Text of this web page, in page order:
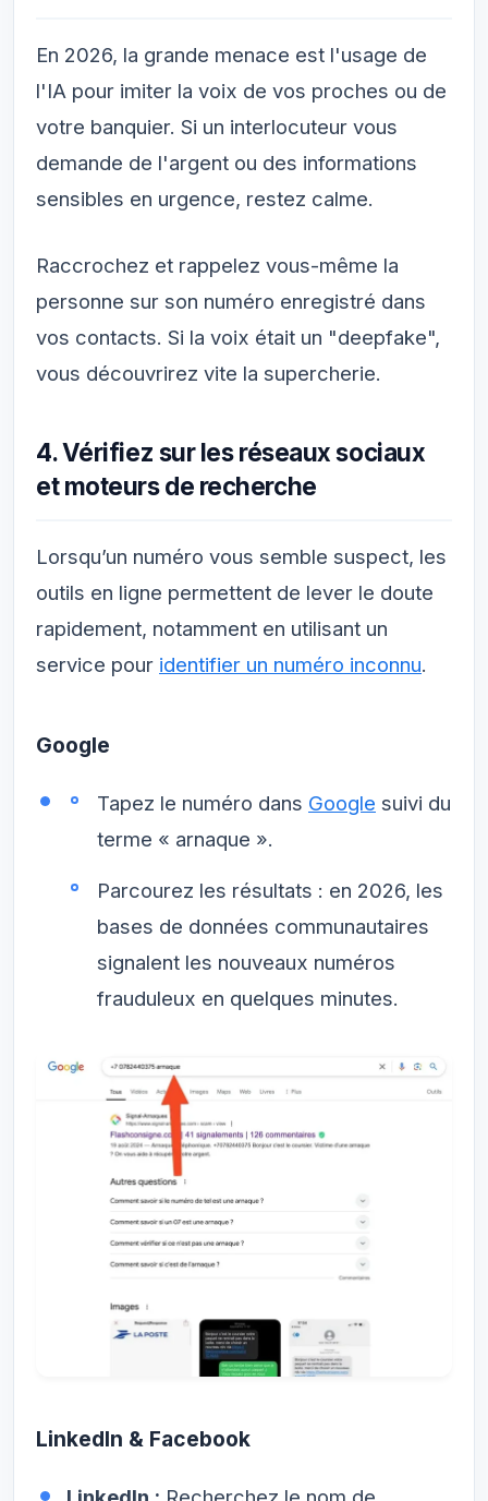
En 2026, la grande menace est l'usage de
l'IA pour imiter la voix de vos proches ou de
votre banquier. Si un interlocuteur vous
demande de l'argent ou des informations
sensibles en urgence, restez calme.
Raccrochez et rappelez vous-même la
personne sur son numéro enregistré dans
vos contacts. Si la voix était un "deepfake",
vous découvrirez vite la supercherie.
4. Vérifiez sur les réseaux sociaux
et moteurs de recherche
Lorsqu’un numéro vous semble suspect, les
outils en ligne permettent de lever le doute
rapidement, notamment en utilisant un
service pour identifier un numéro inconnu.
Google
Tapez le numéro dans Google suivi du
terme « arnaque ».
Parcourez les résultats : en 2026, les
bases de données communautaires
signalent les nouveaux numéros
frauduleux en quelques minutes.
LinkedIn & Facebook